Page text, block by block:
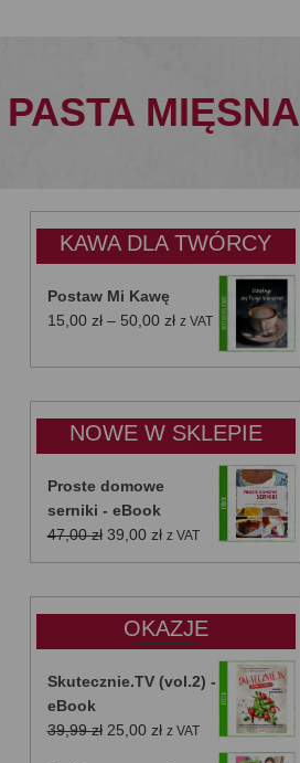
MIĘSNA
KAWA DLA TWÓRCY
Postaw Mi Kawę
15,00 zł – 50,00 złZakres
od
do
50,00 zł
z VAT
NOWE W SKLEPIE
Proste domowe
serniki - eBook
47,00zł Pierwotna
cena
39,00 złAktualna
cena
z VAT
OKAZJE
Skutecznie.TV (vol.2) -
eBook
39,99zł Pierwotna
25,00 złAktualna
z VAT